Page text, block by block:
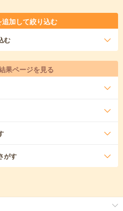
加して絞り込む
む
果ページを見る
がす